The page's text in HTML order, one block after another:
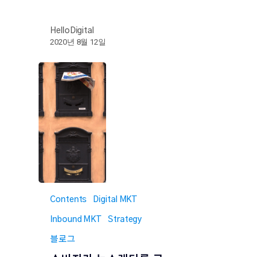
HelloDigital
2020년 8월 12일
Contents Digital MKT
Inbound MKT Strategy
블로그